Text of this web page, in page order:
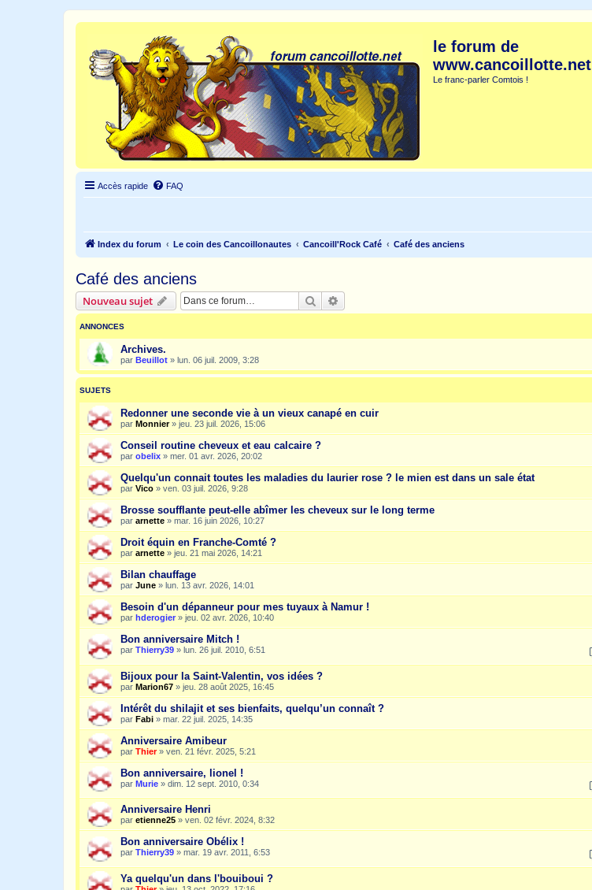
le forum de
www.cancoillotte.net
Le franc-parler Comtois !
Accès rapide FAQ
Index du forum Le coin des Cancoillonautes Cancoill'Rock Café Café des anciens
Café des anciens
Nouveau sujet Rechercher
ANNONCES
Archives.
par Beuillot » lun. 06 juil. 2009, 3:28
SUJETS
Redonner une seconde vie à un vieux canapé en cuir
par Monnier» jeu. 23 juil. 2026, 15:06
Conseil routine cheveux et eau calcaire ?
par obelix » mer. 01 avr. 2026, 20:02
Quelqu'un connait toutes les maladies du laurier rose ? le mien est dans un sale état
par Vico » ven. 03 juil. 2026, 9:28
Brosse soufflante peut-elle abîmer les cheveux sur le long terme
par arnette » mar. 16 juin 2026, 10:27
Droit équin en Franche-Comté ?
par arnette » jeu. 21 mai 2026, 14:21
Bilan chauffage
par June » lun. 13 avr. 2026, 14:01
Besoin d'un dépanneur pour mes tuyaux à Namur !
par hderogier » jeu. 02 avr. 2026, 10:40
Bon anniversaire Mitch !
par Thierry39 » lun. 26 juil. 2010, 6:51
Bijoux pour la Saint-Valentin, vos idées ?
par Marion67 » jeu. 28 août 2025, 16:45
Intérêt du shilajit et ses bienfaits, quelqu’un connaît ?
par Fabi » mar. 22 juil. 2025, 14:35
Anniversaire Amibeur
par Thier» ven. 21 févr. 2025, 5:21
Bon anniversaire, lionel !
par Murie » dim. 12 sept. 2010, 0:34
Anniversaire Henri
par etienne25 » ven. 02 févr. 2024, 8:32
Bon anniversaire Obélix !
par Thierry39 » mar. 19 avr. 2011, 6:53
Ya quelqu'un dans l'bouiboui ?